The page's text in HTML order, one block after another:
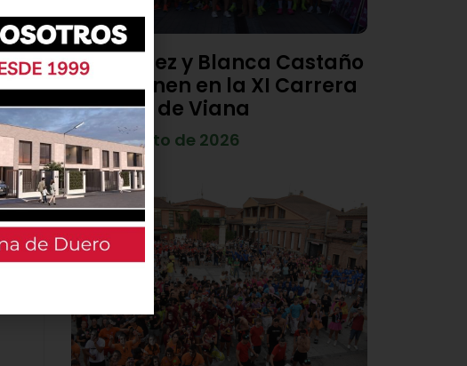
Diego Díez y Blanca Castaño
se imponen en la XI Carrera
Popular de Viana
4 de agosto de 2026